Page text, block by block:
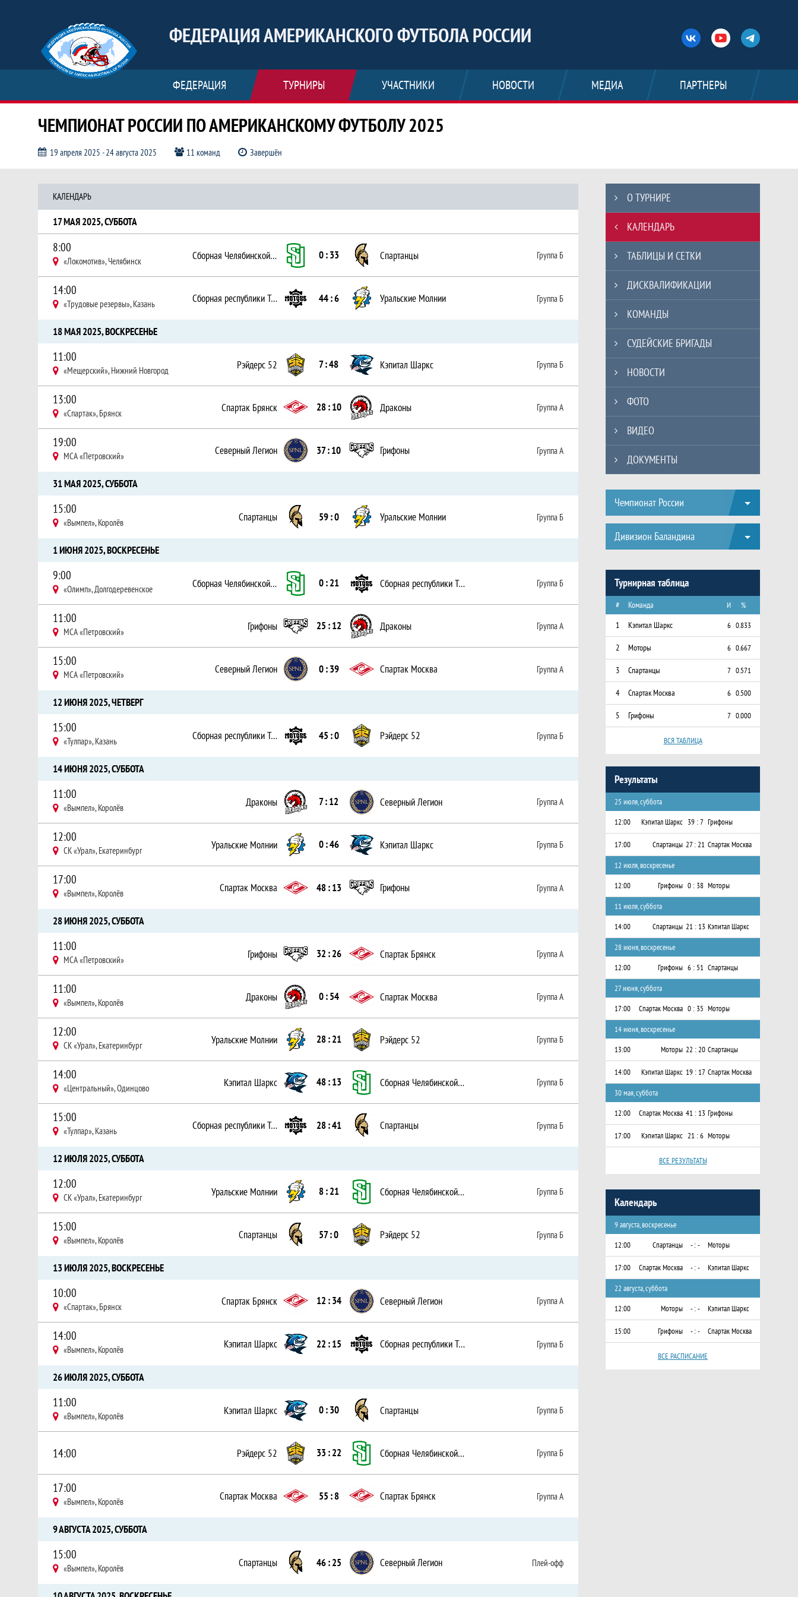
ФЕДЕРАЦИЯ АМЕРИКАНСКОГО ФУТБОЛА РОССИИ
ФЕДЕРАЦИЯ ТУРНИРЫ УЧАСТНИКИ НОВОСТИ МЕДИА ПАРТНЕРЫ
ЧЕМПИОНАТ РОССИИ ПО АМЕРИКАНСКОМУ ФУТБОЛУ 2025
19 апреля 2025 - 24 августа 2025 11 команд Завершён
Календарь по дате и по турам, Чемпионат России по американскому футболу 2025: - Календарь
КАЛЕНДАРЬ
17 МАЯ 2025, СУББОТА
8:00
«Локомотив», Челябинск Сборная Челябинской области 0 : 33 Спартанцы Группа Б
14:00
«Трудовые резервы», Казань Сборная республики Татарстан 44 : 6 Уральские Молнии Группа Б
18 МАЯ 2025, ВОСКРЕСЕНЬЕ
11:00
«Мещерский», Нижний Новгород Рэйдерс 52 7 : 48 Кэпитал Шаркс Группа Б
13:00
«Спартак», Брянск Спартак Брянск 28 : 10 Драконы Группа А
19:00
МСА «Петровский» Северный Легион 37 : 10 Грифоны Группа А
31 МАЯ 2025, СУББОТА
15:00
«Вымпел», Королёв Спартанцы 59 : 0 Уральские Молнии Группа Б
1 ИЮНЯ 2025, ВОСКРЕСЕНЬЕ
9:00
«Олимп», Долгодеревенское Сборная Челябинской области 0 : 21 Сборная республики Татарстан Группа Б
11:00
МСА «Петровский» Грифоны 25 : 12 Драконы Группа А
15:00
МСА «Петровский» Северный Легион 0 : 39 Спартак Москва Группа А
12 ИЮНЯ 2025, ЧЕТВЕРГ
15:00
«Тулпар», Казань Сборная республики Татарстан 45 : 0 Рэйдерс 52 Группа Б
14 ИЮНЯ 2025, СУББОТА
11:00
«Вымпел», Королёв Драконы 7 : 12 Северный Легион Группа А
12:00
СК «Урал», Екатеринбург Уральские Молнии 0 : 46 Кэпитал Шаркс Группа Б
17:00
«Вымпел», Королёв Спартак Москва 48 : 13 Грифоны Группа А
28 ИЮНЯ 2025, СУББОТА
11:00
МСА «Петровский» Грифоны 32 : 26 Спартак Брянск Группа А
11:00
«Вымпел», Королёв Драконы 0 : 54 Спартак Москва Группа А
12:00
СК «Урал», Екатеринбург Уральские Молнии 28 : 21 Рэйдерс 52 Группа Б
14:00
«Центральный», Одинцово Кэпитал Шаркс 48 : 13 Сборная Челябинской области Группа Б
15:00
«Тулпар», Казань Сборная республики Татарстан 28 : 41 Спартанцы Группа Б
12 ИЮЛЯ 2025, СУББОТА
12:00
СК «Урал», Екатеринбург Уральские Молнии 8 : 21 Сборная Челябинской области Группа Б
15:00
«Вымпел», Королёв Спартанцы 57 : 0 Рэйдерс 52 Группа Б
13 ИЮЛЯ 2025, ВОСКРЕСЕНЬЕ
10:00
«Спартак», Брянск Спартак Брянск 12 : 34 Северный Легион Группа А
14:00
«Вымпел», Королёв Кэпитал Шаркс 22 : 15 Сборная республики Татарстан Группа Б
26 ИЮЛЯ 2025, СУББОТА
11:00
«Вымпел», Королёв Кэпитал Шаркс 0 : 30 Спартанцы Группа Б
14:00 Рэйдерс 52 33 : 22 Сборная Челябинской области Группа Б
17:00
«Вымпел», Королёв Спартак Москва 55 : 8 Спартак Брянск Группа А
9 АВГУСТА 2025, СУББОТА
15:00
«Вымпел», Королёв Спартанцы 46 : 25 Северный Легион Плей-офф
О ТУРНИРЕ
КАЛЕНДАРЬ
ТАБЛИЦЫ И СЕТКИ
ДИСКВАЛИФИКАЦИИ
КОМАНДЫ
СУДЕЙСКИЕ БРИГАДЫ
НОВОСТИ
ФОТО
ВИДЕО
ДОКУМЕНТЫ
Таблицы турнира
Чемпионат России
Дивизион Баландина
Турнирная таблица
# Команда И %
1 Кэпитал Шаркс 6 0.833
2 Моторы 6 0.667
3 Спартанцы 7 0.571
4 Спартак Москва 6 0.500
5 Грифоны 7 0.000
ВСЯ ТАБЛИЦА
Результаты
25 июля, суббота
12:00
Кэпитал Шаркс 39 : 7 Грифоны
17:00 Спартанцы 27 : 21 Спартак Москва
12 июля, воскресенье
12:00
Грифоны 0 : 38 Моторы
11 июля, суббота
14:00
Спартанцы 21 : 13 Кэпитал Шаркс
28 июня, воскресенье
12:00
Грифоны 6 : 51 Спартанцы
27 июня, суббота
17:00
Спартак Москва 0 : 35 Моторы
14 июня, воскресенье
13:00
Моторы 22 : 20 Спартанцы
14:00 Кэпитал Шаркс 19 : 17 Спартак Москва
30 мая, суббота
12:00
Спартак Москва 41 : 13 Грифоны
17:00 Кэпитал Шаркс 21 : 6 Моторы
ВСЕ РЕЗУЛЬТАТЫ
Календарь
9 августа, воскресенье
12:00
Спартанцы - : - Моторы
17:00 Спартак Москва - : - Кэпитал Шаркс
22 августа, суббота
12:00
Моторы - : - Кэпитал Шаркс
15:00 Грифоны - : - Спартак Москва
ВСЕ РАСПИСАНИЕ